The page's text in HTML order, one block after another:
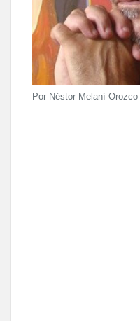
Por Néstor Melaní-Orozco